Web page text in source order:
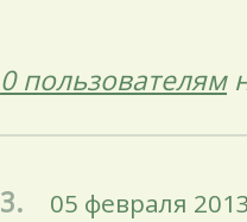
0 пользователям
3. 05 февраля